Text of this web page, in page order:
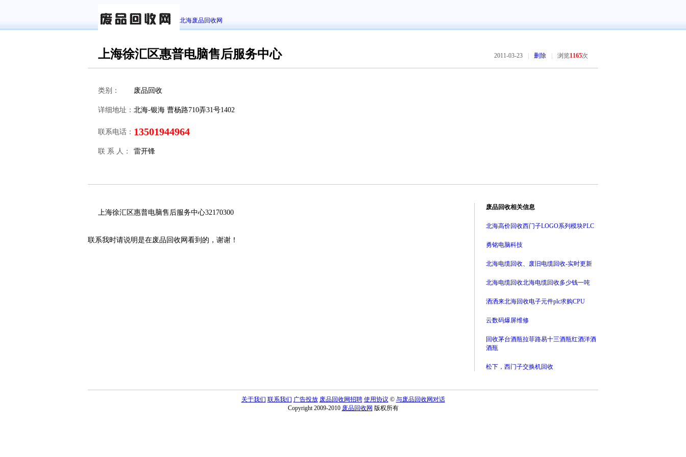
北海废品回收网
上海徐汇区惠普电脑售后服务中心 2011-03-23 删除 浏览1165次
类别： 废品回收
详细地址： 北海-银海 曹杨路710弄31号1402
联系电话： 13501944964
联 系 人： 雷开锋
上海徐汇区惠普电脑售后服务中心32170300
联系我时请说明是在废品回收网看到的，谢谢！
废品回收相关信息
北海高价回收西门子LOGO系列模块PLC
勇铭电脑科技
北海电缆回收、废旧电缆回收-实时更新
北海电缆回收北海电缆回收多少钱一吨
洒洒来北海回收电子元件plc求购CPU
云数码爆屏维修
回收茅台酒瓶拉菲路易十三酒瓶红酒洋酒
酒瓶
松下，西门子交换机回收
关于我们 联系我们 广告投放 废品回收网招聘 使用协议 © 与废品回收网对话
Copyright 2009-2010 废品回收网 版权所有